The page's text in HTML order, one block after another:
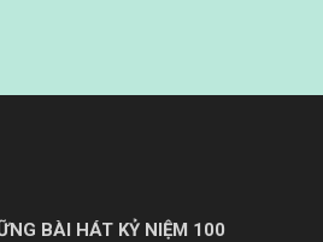
BÀI HÁT KỶ NIỆM 100